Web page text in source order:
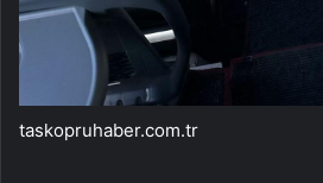
taskopruhaber.com.tr